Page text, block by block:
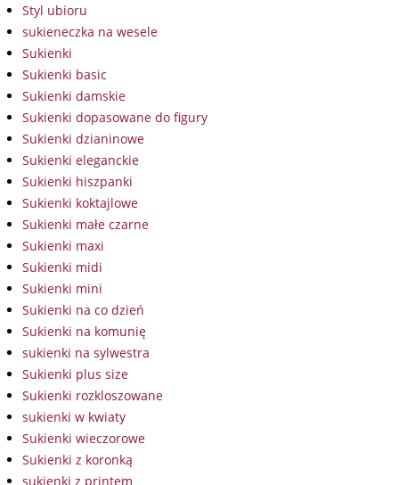
Styl ubioru
sukieneczka na wesele
Sukienki
Sukienki basic
Sukienki damskie
Sukienki dopasowane do figury
Sukienki dzianinowe
Sukienki eleganckie
Sukienki hiszpanki
Sukienki koktajlowe
Sukienki małe czarne
Sukienki maxi
Sukienki midi
Sukienki mini
Sukienki na co dzień
Sukienki na komunię
sukienki na sylwestra
Sukienki plus size
Sukienki rozkloszowane
sukienki w kwiaty
Sukienki wieczorowe
Sukienki z koronką
sukienki z printem